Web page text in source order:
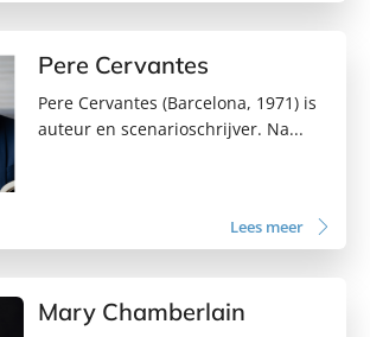
Pere Cervantes
Pere Cervantes (Barcelona, 1971) is
auteur en scenarioschrijver. Na...
Lees meer
Mary Chamberlain